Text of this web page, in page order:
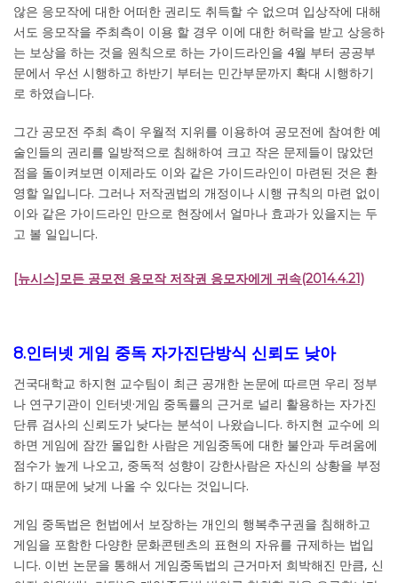
않은 응모작에 대한 어떠한 권리도 취득할 수 없으며 입상작에 대해
서도 응모작을 주최측이 이용 할 경우 이에 대한 허락을 받고 상응하
는 보상을 하는 것을 원칙으로 하는 가이드라인을 4월 부터 공공부
문에서 우선 시행하고 하반기 부터는 민간부문까지 확대 시행하기
로 하였습니다.
그간 공모전 주최 측이 우월적 지위를 이용하여 공모전에 참여한 예
술인들의 권리를 일방적으로 침해하여 크고 작은 문제들이 많았던
점을 돌이켜보면 이제라도 이와 같은 가이드라인이 마련된 것은 환
영할 일입니다. 그러나 저작권법의 개정이나 시행 규칙의 마련 없이
이와 같은 가이드라인 만으로 현장에서 얼마나 효과가 있을지는 두
고 볼 일입니다.
[뉴시스]모든 공모전 응모작 저작권 응모자에게 귀속(2014.4.21)
8.인터넷 게임 중독 자가진단방식 신뢰도 낮아
건국대학교 하지현 교수팀이 최근 공개한 논문에 따르면 우리 정부
나 연구기관이 인터넷·게임 중독률의 근거로 널리 활용하는 자가진
단류 검사의 신뢰도가 낮다는 분석이 나왔습니다. 하지현 교수에 의
하면 게임에 잠깐 몰입한 사람은 게임중독에 대한 불안과 두려움에
점수가 높게 나오고, 중독적 성향이 강한사람은 자신의 상황을 부정
하기 때문에 낮게 나올 수 있다는 것입니다.
게임 중독법은 헌법에서 보장하는 개인의 행복추구권을 침해하고
게임을 포함한 다양한 문화콘텐츠의 표현의 자유를 규제하는 법입
니다. 이번 논문을 통해서 게임중독법의 근거마저 희박해진 만큼, 신